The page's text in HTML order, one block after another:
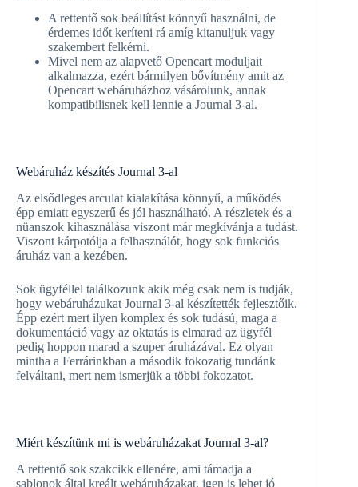
A rettentő sok beállítást könnyű használni, de
érdemes időt keríteni rá amíg kitanuljuk vagy
szakembert felkérni.
Mivel nem az alapvető Opencart moduljait
alkalmazza, ezért bármilyen bővítmény amit az
Opencart webáruházhoz vásárolunk, annak
kompatibilisnek kell lennie a Journal 3-al.
Webáruház készítés Journal 3-al
Az elsődleges arculat kialakítása könnyű, a működés
épp emiatt egyszerű és jól használható. A részletek és a
nüanszok kihasználása viszont már megkívánja a tudást.
Viszont kárpotólja a felhasználót, hogy sok funkciós
áruház van a kezében.
Sok ügyféllel találkozunk akik még csak nem is tudják,
hogy webáruházukat Journal 3-al készítették fejlesztőik.
Épp ezért mert ilyen komplex és sok tudású, maga a
dokumentáció vagy az oktatás is elmarad az ügyfél
pedig hoppon marad a szuper áruházával. Ez olyan
mintha a Ferrárinkban a második fokozatig tundánk
felváltani, mert nem ismerjük a többi fokozatot.
Miért készítünk mi is webáruházakat Journal 3-al?
A rettentő sok szakcikk ellenére, ami támadja a
sablonok által kreált webáruházakat, igen is lehet jó